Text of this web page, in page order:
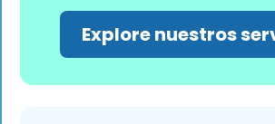
(Anmeldeformular).
Documentos civiles
el registro familiar (por
nacimiento),
Explore nuestros